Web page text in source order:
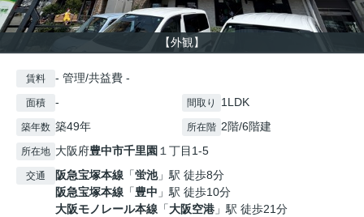
【外観】
賃料 - 管理/共益費 -
面積 - 間取り 1LDK
築年数 築49年 所在階 2階/6階建
所在地 大阪府豊中市千里園 １丁目1-5
交通 阪急宝塚本線 「蛍池」駅 徒歩8分
阪急宝塚本線 「豊中 」駅 徒歩10分
大阪モノレール本線 「大阪空港 」駅 徒歩21分